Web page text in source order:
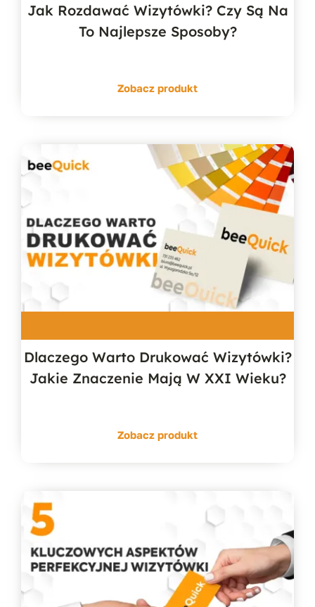
Jak Rozdawać Wizytówki? Czy Są Na
To Najlepsze Sposoby?
Zobacz produkt
Dlaczego Warto Drukować Wizytówki?
Jakie Znaczenie Mają W XXI Wieku?
Zobacz produkt